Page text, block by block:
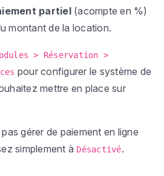
partiel(acompte en %)
montant de la location.
> Réservation >
pour configurer le système de
mettre en place sur
gérer de paiement en ligne
simplement à Désactivé.